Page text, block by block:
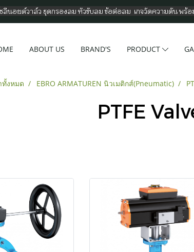
นอยด์วาล์ว ชุดกรองลม หัวขับลม ข้อต่อลม เกจวัดความดัน พร้อ
ABOUT US BRAND'S PRODUCT
งหมด EBRO ARMATUREN นิวเมติกส์(Pneumatic)
PTFE